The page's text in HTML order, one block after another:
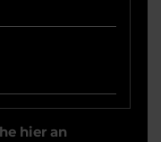
hier an